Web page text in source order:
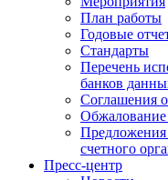
План работы
Годовые
Стандарты
Перечень
банков
Соглашения
Предложения
счетного
Пресс-центр